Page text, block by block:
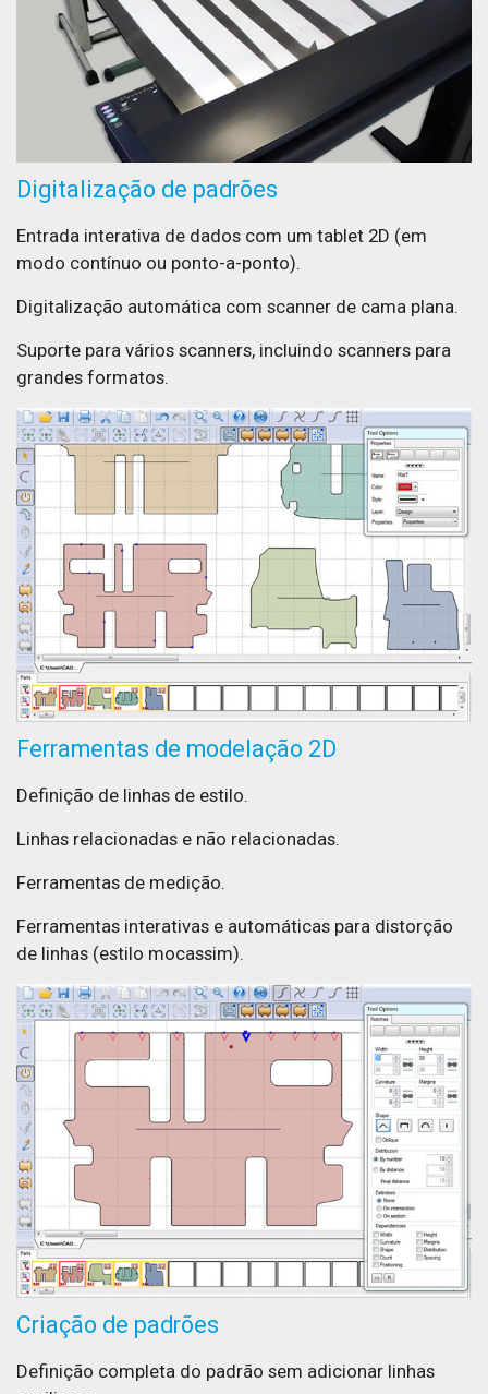
Digitalização de padrões
Entrada interativa de dados com um tablet 2D (em
modo contínuo ou ponto-a-ponto).
Digitalização automática com scanner de cama plana.
Suporte para vários scanners, incluindo scanners para
grandes formatos.
Ferramentas de modelação 2D
Definição de linhas de estilo.
Linhas relacionadas e não relacionadas.
Ferramentas de medição.
Ferramentas interativas e automáticas para distorção
de linhas (estilo mocassim).
Criação de padrões
Definição completa do padrão sem adicionar linhas